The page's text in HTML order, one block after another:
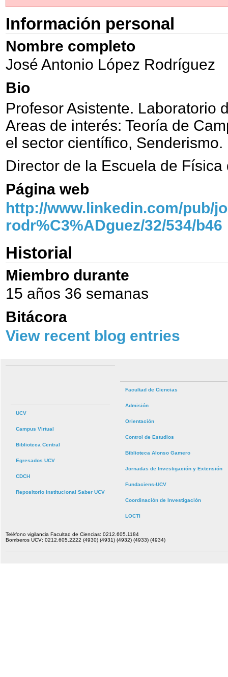
Información personal
Nombre completo
José Antonio López Rodríguez
Bio
Profesor Asistente. Laboratorio
Areas de interés: Teoría de
el sector científico, Senderismo.
Director de la Escuela de
Página web
http://www.linkedin.com/pub/
rodr%C3%ADguez/32/534/b46
Historial
Miembro durante
15 años 36 semanas
Bitácora
View recent blog entries
UCV
Campus Virtual
Biblioteca Central
Egresados UCV
CDCH
Repositorio institucional Saber UCV
Facultad de Ciencias
Admisión
Orientación
Control de Estudios
Biblioteca Alonso Gamero
Jornadas de Investigación y Extensión
Fundaciens-UCV
Coordinación de Investigación
LOCTI
Teléfono vigilancia Facultad de Ciencias: 0212.605.1184
Bomberos UCV: 0212.605.2222 (4930) (4931) (4932) (4933) (4934)